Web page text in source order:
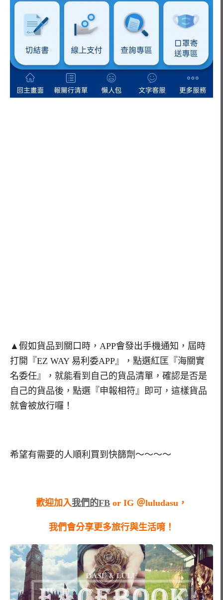
▲假如貨品到關口時，APP會發出手機通知，屆時
打開『EZ WAY 易利委APP』，點選紅匡『海關實
名委任』，就能看到自己的貨品清單，確認是否是
自己的貨品後，點選『申報相符』即可，這樣貨品
就會被放行囉！
希望有需要的人順利買到快篩劑～～～～
歡迎加入我們的FB or IG ＠luludasu，
我們會分享更多旅行與生活唷！